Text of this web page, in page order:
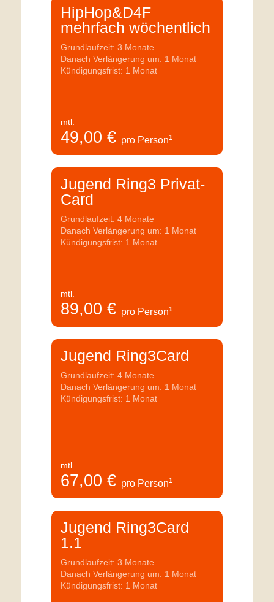
HipHop&D4F
mehrfach wöchentlich
Grundlaufzeit: 3 Monate
Danach Verlängerung um: 1 Monat
Kündigungsfrist: 1 Monat
mtl.
49,00 € pro Person1
Jugend Ring3 Privat-
Card
Grundlaufzeit: 4 Monate
Danach Verlängerung um: 1 Monat
Kündigungsfrist: 1 Monat
mtl.
89,00 € pro Person1
Jugend Ring3Card
Grundlaufzeit: 4 Monate
Danach Verlängerung um: 1 Monat
Kündigungsfrist: 1 Monat
mtl.
67,00 € pro Person1
Jugend Ring3Card
1.1
Grundlaufzeit: 3 Monate
Danach Verlängerung um: 1 Monat
Kündigungsfrist: 1 Monat